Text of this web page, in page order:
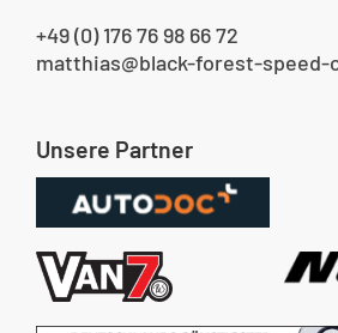
+49 (0) 176 76 98 66 72
matthias@black-forest-speed-
Unsere Partner